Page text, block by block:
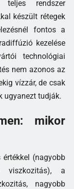
teljes rendszer
készült rétegek
fontos a
kezelése
technológiai
nem azonos az
vízzár, de csak
ugyanezt tudják.
mikor
(nagyobb
viszkozitás), a
nagyobb